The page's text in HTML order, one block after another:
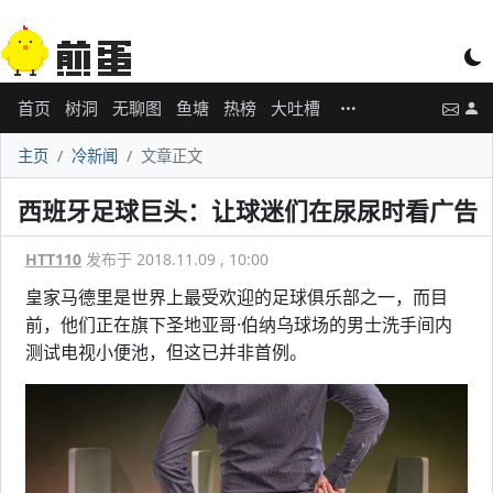
首页 树洞 无聊图 鱼塘 热榜 大吐槽
主页 冷新闻 文章正文
西班牙足球巨头：让球迷们在尿尿时看广告
HTT110 发布于 2018.11.09 , 10:00
皇家马德里是世界上最受欢迎的足球俱乐部之一，而目
前，他们正在旗下圣地亚哥·伯纳乌球场的男士洗手间内
测试电视小便池，但这已并非首例。